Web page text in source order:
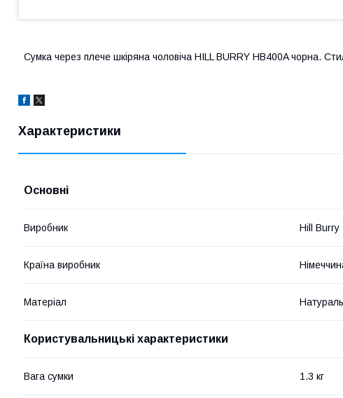
Сумка через плече шкіряна чоловіча HILL BURRY HB400A чорна.
Характеристики
Основні
Виробник Hill Burry
Країна виробник
Матеріал
Користувальницькі характеристики
Вага сумки 1.3 кг